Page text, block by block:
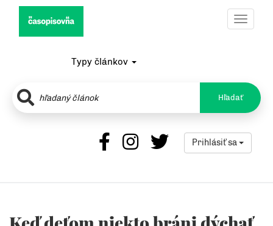
Toggle
Typy článkov
Hľadať
Prihlásiť sa